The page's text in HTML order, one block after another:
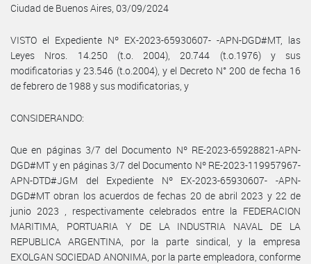
Ciudad de Buenos Aires, 03/09/2024
VISTO el Expediente Nº EX-2023-65930607- -APN-DGD#MT, las
Leyes Nros. 14.250 (t.o. 2004), 20.744 (t.o.1976) y sus
modificatorias y 23.546 (t.o.2004), y el Decreto N° 200 de fecha 16
de febrero de 1988 y sus modificatorias, y
CONSIDERANDO:
Que en páginas 3/7 del Documento Nº RE-2023-65928821-APN-
DGD#MT y en páginas 3/7 del Documento Nº RE-2023-119957967-
APN-DTD#JGM del Expediente Nº EX-2023-65930607- -APN-
DGD#MT obran los acuerdos de fechas 20 de abril 2023 y 22 de
junio 2023 , respectivamente celebrados entre la FEDERACION
MARITIMA, PORTUARIA Y DE LA INDUSTRIA NAVAL DE LA
REPUBLICA ARGENTINA, por la parte sindical, y la empresa
EXOLGAN SOCIEDAD ANONIMA, por la parte empleadora, conforme